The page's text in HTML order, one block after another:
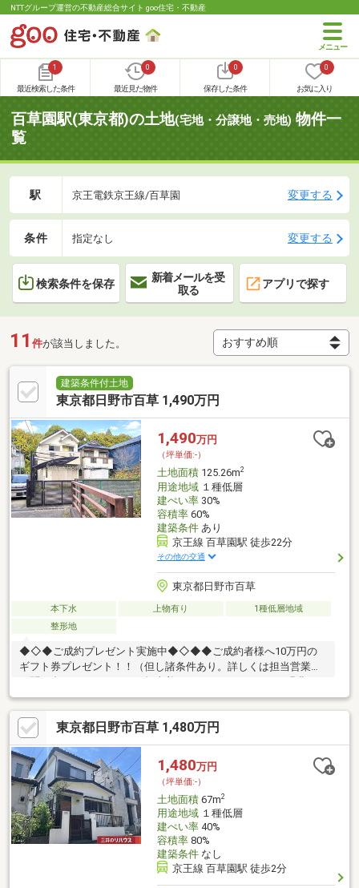
NTTグループ運営の不動産総合サイト goo住宅・不動産
1
最近検索した条件
0
最近見た物件
0
保存した条件
0
お気に入り
百草園駅(東京都)の土地(宅地・分譲地・売地) 物件一
覧
駅 京王電鉄京王線/百草園 変更する
条件 指定なし 変更する
検索条件を保存
新着メールを受
取る
アプリで探す
11 件が該当しました。
建築条件付土地
東京都日野市百草 1,490万円
1,490万円
（坪単価:-）
土地面積125.26m2
用途地域１種低層
建ぺい率30%
容積率60%
建築条件あり
京王線 百草園駅 徒歩22分
その他の交通
東京都日野市百草
本下水 上物有り
1種低層地域
整形地
◆◇◆ご成約プレゼント実施中◆◇◆◆ご成約者様へ10万円の
ギフト券プレゼント！！（但し諸条件あり。詳しくは担当営業に
お問い合わせ下さい。）～担当着目ポイント～POINT1. 緑豊か
な住環境！POINT2. 商業施設が徒歩圏内！POINT3. 子育て家族
に安心の小学校徒歩14分！
東京都日野市百草 1,480万円
1,480万円
（坪単価:-）
土地面積67m2
用途地域１種低層
建ぺい率40%
容積率80%
建築条件なし
京王線 百草園駅 徒歩2分